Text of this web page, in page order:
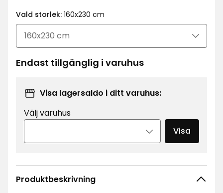
kr
Vald storlek: 160x230 cm
Endast tillgänglig i varuhus
Visa lagersaldo i ditt varuhus:
Välj varuhus
Visa
Produktbeskrivning